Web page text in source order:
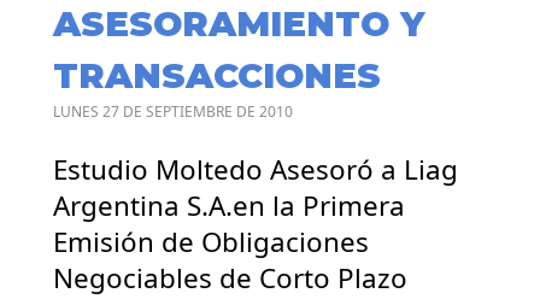
ASESORAMIENTO Y
TRANSACCIONES
LUNES 27 DE SEPTIEMBRE DE 2010
Estudio Moltedo Asesoró a Liag
Argentina S.A.en la Primera
Emisión de Obligaciones
Negociables de Corto Plazo